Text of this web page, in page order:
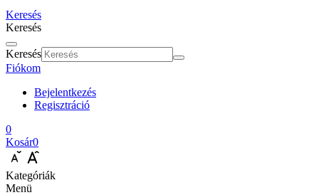
Keresés
Keresés
Keresés
Fiókom
Bejelentkezés
Regisztráció
0
Kosár0
Kategóriák
Menü